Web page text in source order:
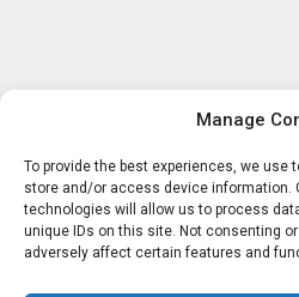
Manage
To provide the best experiences, we
store and/or access device information.
technologies will allow us to process
unique IDs on this site. Not consenting
adversely affect certain features and